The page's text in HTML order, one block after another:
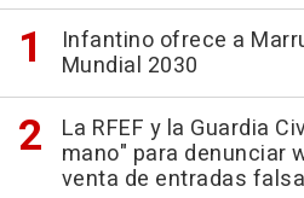
Infantino ofrece a
Mundial 2030
La RFEF y la Guardia
mano" para denunciar
venta de entradas